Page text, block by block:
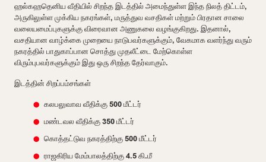
ஹல்கஹதெனிய வீதியில் சிறந்த இடத்தில் அமைந்துள்ள இந்த நிலத் திட்டம்,
அருகிலுள்ள முக்கிய நகரங்கள், மருத்துவ வசதிகள் மற்றும் பிரதான சாலை
வலையமைப்புகளுக்கு விரைவான அணுகலை வழங்குகிறது. இதனால்,
வசதியான வாழ்க்கை முறையை நாடுபவர்களுக்கும், வேகமாக வளர்ந்து வரும்
நகரத்தில் பாதுகாப்பான சொத்து முதலீட்டை மேற்கொள்ள
விரும்புபவர்களுக்கும் இது ஒரு சிறந்த தேர்வாகும்.
இடத்தின் சிறப்பம்சங்கள்
கலபலுவாவ வீதிக்கு 500 மீட்டர்
மண்டவல வீதிக்கு 350 மீட்டர்
கொத்தட்டுவ நகரத்திற்கு 500 மீட்டர்
ராஜகிரிய மேம்பாலத்திற்கு 4.5 கி.மீ